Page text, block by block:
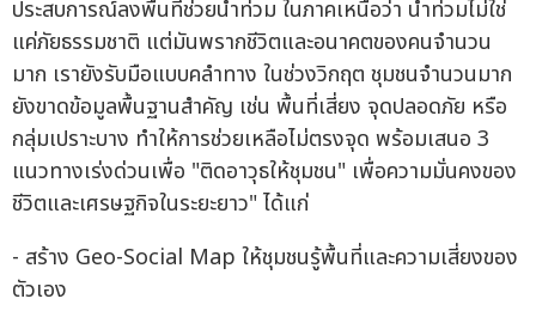
ประสบการณ์ลงพื้นที่ช่วยน้ำท่วม ในภาคเหนือว่า น้ำท่วมไม่ใช่
แค่ภัยธรรมชาติ แต่มันพรากชีวิตและอนาคตของคนจำนวน
มาก เรายังรับมือแบบคลำทาง ในช่วงวิกฤต ชุมชนจำนวนมาก
ยังขาดข้อมูลพื้นฐานสำคัญ เช่น พื้นที่เสี่ยง จุดปลอดภัย หรือ
กลุ่มเปราะบาง ทำให้การช่วยเหลือไม่ตรงจุด พร้อมเสนอ 3
แนวทางเร่งด่วนเพื่อ "ติดอาวุธให้ชุมชน" เพื่อความมั่นคงของ
ชีวิตและเศรษฐกิจในระยะยาว" ได้แก่
- สร้าง Geo-Social Map ให้ชุมชนรู้พื้นที่และความเสี่ยงของ
ตัวเอง